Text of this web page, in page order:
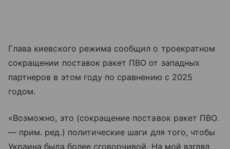
Глава киевского режима сообщил о троекратном
сокращении поставок ракет ПВО от западных
партнеров в этом году по сравнению с 2025
годом.
«Возможно, это (сокращение поставок ракет ПВО.
— прим. ред.) политические шаги для того, чтобы
Украина была более сговорчивой. На мой взгляд,